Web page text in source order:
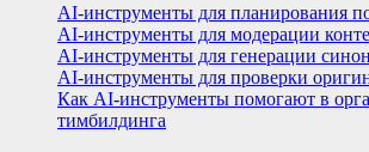
AI-инструменты для планирования
AI-инструменты для модерации
AI-инструменты для генерации
AI-инструменты для проверки
Как AI-инструменты помогают в
тимбилдинга